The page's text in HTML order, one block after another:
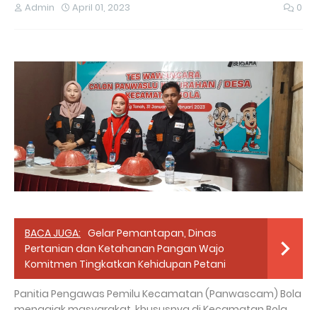
Admin April 01, 2023 0
BACA JUGA: Gelar Pemantapan, Dinas
Pertanian dan Ketahanan Pangan Wajo
Komitmen Tingkatkan Kehidupan Petani
Panitia Pengawas Pemilu Kecamatan (Panwascam) Bola